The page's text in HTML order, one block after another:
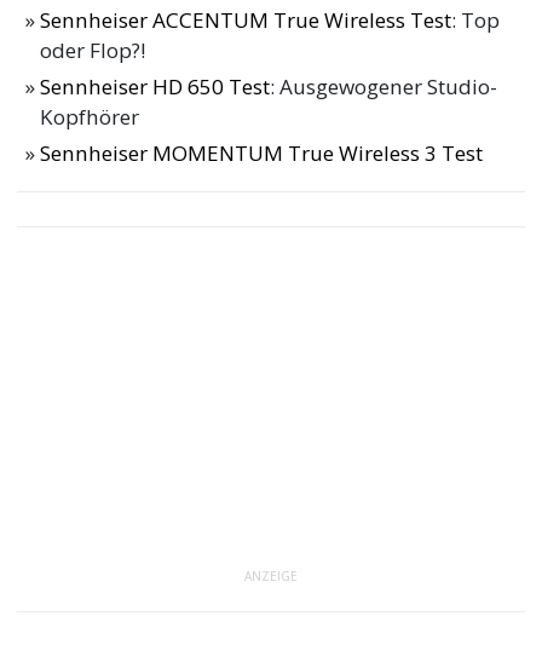
Sennheiser ACCENTUM True Wireless Test: Top
oder Flop?!
Sennheiser HD 650 Test: Ausgewogener Studio-
Kopfhörer
Sennheiser MOMENTUM True Wireless 3 Test
ANZEIGE